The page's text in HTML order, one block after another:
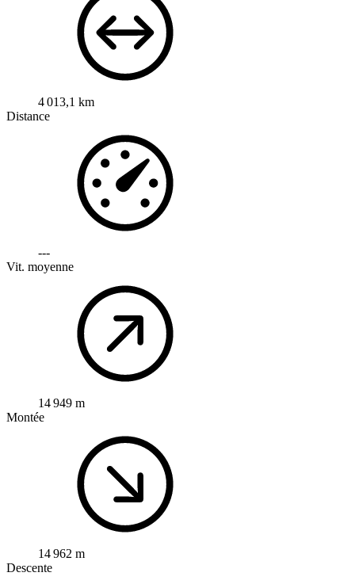
4 013,1 km
Distance
---
Vit. moyenne
14 949 m
Montée
14 962 m
Descente